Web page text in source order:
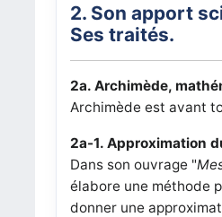
2. Son apport
Ses traités.
2a. Archimède,
Archimède est avant
2a-1. Approximation
Dans son ouvrage "
élabore une méthode
donner une